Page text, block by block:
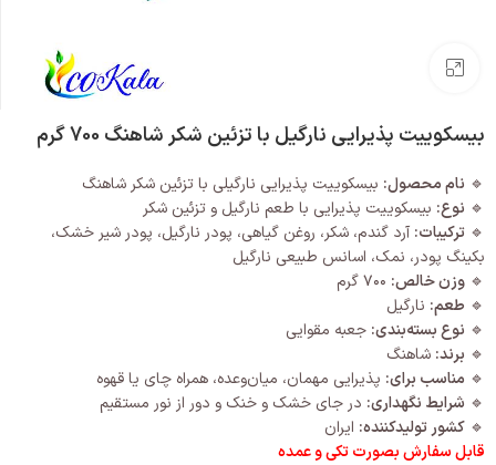
بیسکوییت پذیرایی نارگیل با تزئین شکر شاهنگ 700 گرم
🔹 نام محصول: بیسکوییت پذیرایی نارگیلی با تزئین شکر شاهنگ
🔹 نوع: بیسکوییت پذیرایی با طعم نارگیل و تزئین شکر
🔹 ترکیبات: آرد گندم، شکر، روغن گیاهی، پودر نارگیل، پودر شیر خشک،
بکینگ پودر، نمک، اسانس طبیعی نارگیل
🔹 وزن خالص:
🔹 طعم: نارگیل
🔹 نوع بسته‌بندی: جعبه مقوایی
🔹 برند: شاهنگ
🔹 مناسب برای: پذیرایی مهمان، میان‌وعده، همراه چای یا قهوه
🔹 شرایط نگهداری: در جای خشک و خنک و دور از نور مستقیم
🔹 کشور تولیدکننده: ایران
قابل سفارش بصورت تکی و عمده